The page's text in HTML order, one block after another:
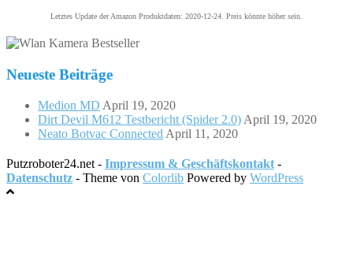
Letztes Update der Amazon Produktdaten: 2020-12-24. Preis könnte höher sein.
Neueste Beiträge
Medion MD April 19, 2020
Dirt Devil M612 Testbericht (Spider 2.0) April 19, 2020
Neato Botvac Connected April 11, 2020
Putzroboter24.net - Impressum & Geschäftskontakt -
Datenschutz - Theme von Colorlib Powered by WordPress